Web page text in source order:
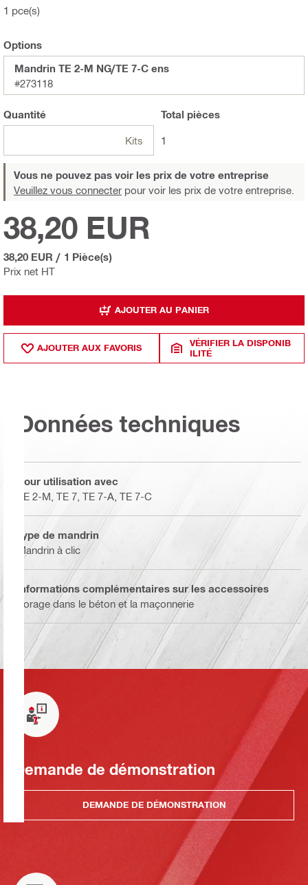
1 pce(s)
Options
Mandrin TE 2-M NG/TE 7-C ens
#273118
Quantité
Kits
Total pièces
1
Vous ne pouvez pas voir les prix de votre entreprise
Veuillez vous connecter pour voir les prix de votre entreprise.
Prix net HT
38,20 EUR
38,20 EUR / 1 Pièce(s)
AJOUTER AU PANIER
AJOUTER AUX FAVORIS
VÉRIFIER LA DISPONIB
ILITÉ
Données techniques
Pour utilisation avec
TE 2-M, TE 7, TE 7-A, TE 7-C
Type de mandrin
Mandrin à clic
Informations complémentaires sur les accessoires
Forage dans le béton et la maçonnerie
Demande de démonstration
DEMANDE DE DÉMONSTRATION